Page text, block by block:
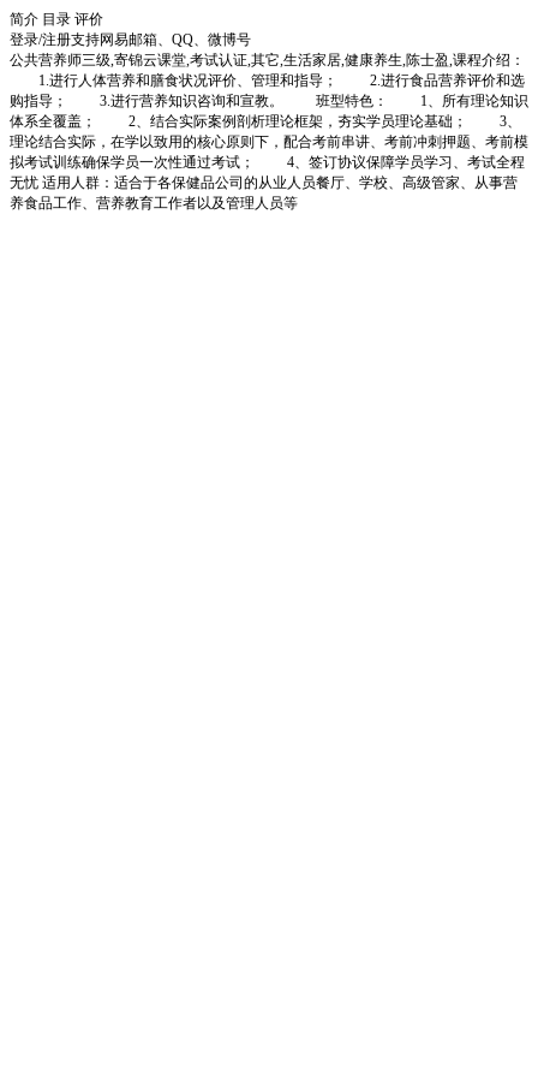
简介 目录 评价
登录/注册支持网易邮箱、QQ、微博号
公共营养师三级,寄锦云课堂,考试认证,其它,生活家居,健康养生,陈士盈,课程介绍：
1.进行人体营养和膳食状况评价、管理和指导； 2.进行食品营养评价和选
购指导； 3.进行营养知识咨询和宣教。 班型特色： 1、所有理论知识
体系全覆盖； 2、结合实际案例剖析理论框架，夯实学员理论基础； 3、
理论结合实际，在学以致用的核心原则下，配合考前串讲、考前冲刺押题、考前模
拟考试训练确保学员一次性通过考试； 4、签订协议保障学员学习、考试全程
无忧 适用人群：适合于各保健品公司的从业人员餐厅、学校、高级管家、从事营
养食品工作、营养教育工作者以及管理人员等